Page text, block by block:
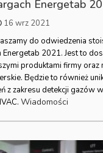
Energetab
16 wrz 2021
do odwiedzenia
2021. Jest to
produktami firmy oraz
Będzie to również
z zakresu detekcji gazów
Wiadomości